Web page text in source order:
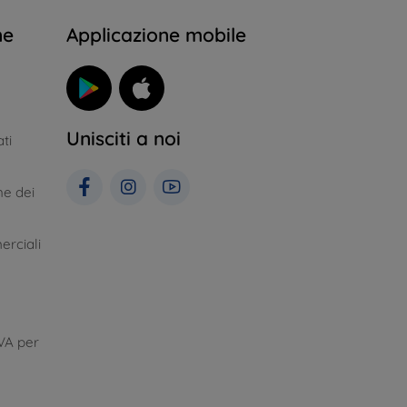
dei
per
Applicazione mobile
Unisciti a noi